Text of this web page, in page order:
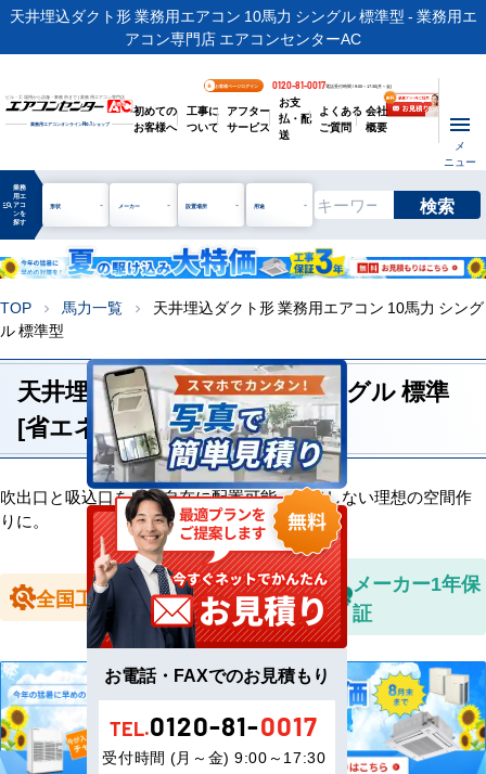
天井埋込ダクト形 業務用エアコン 10馬力 シングル 標準型 - 業務用エ
アコン専門店 エアコンセンターAC
ビル・工場用から店舗・事務所まで | 業務用エアコン専門店
業務用エアコンオンラインNo.1ショップ
お客様ページログイン 0120-81-0017電話受付時間 / 9:00～17:30(月～金)
初めての
お客様へ
工事に
ついて
アフター
サービス
お支
払・配
送
よくある
ご質問
会社
概要
メ
ニュー
manage_search
業務
用エ
アコ
ンを
探す
形状 メーカー 設置場所 用途 検索
TOP chevron_right 馬力一覧 chevron_right
天井埋込ダクト形 業務用エアコン 10馬力 シング
ル 標準型
天井埋込ダクト形 10馬力 シングル 標準
[省エネレベル1]
吹出口と吸込口を自由自在に配置可能。妥協しない理想の空間作
りに。
全国工事対応
全国送料無
料
メーカー1年保
証
お電話・FAXでのお見積もり
TEL.0120-81-0017
受付時間 (月～金) 9:00～17:30